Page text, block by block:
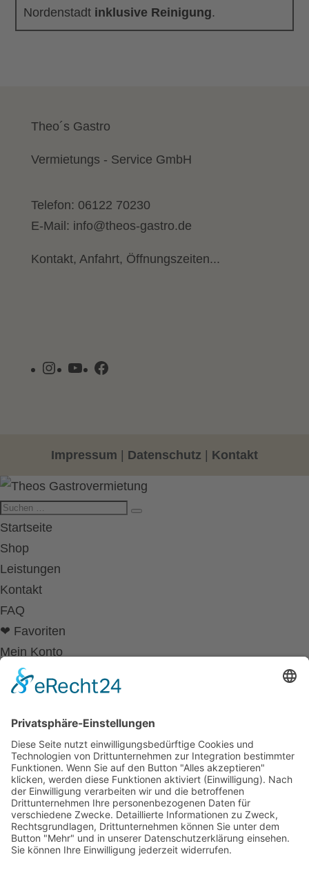
Nordenstadt inklusive Reinigung.
Theo´s Gastro
Vermietungs - Service GmbH
Telefon: 06122 70230
E-Mail: info@theos-gastro.de
Kontakt, Anfahrt, Öffnungszeiten...
Instagram
YouTubeFacebook
Impressum Datenschutz Kontakt
Startseite
Shop
Leistungen
Kontakt
FAQ
❤ Favoriten
Mein Konto
Betriebsferien
Wir befinden uns vom
19.12.2025 bis einschließlich 07.01.2026
in unseren Betriebsferien.
In dieser Zeit werden Anfragen